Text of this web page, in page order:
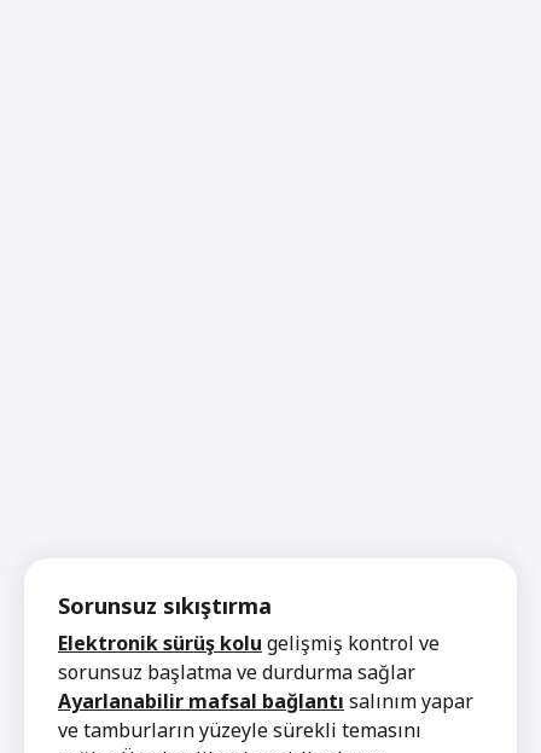
Sorunsuz sıkıştırma
Elektronik sürüş kolu gelişmiş kontrol ve
sorunsuz başlatma ve durdurma sağlar
Ayarlanabilir mafsal bağlantı salınım yapar
ve tamburların yüzeyle sürekli temasını